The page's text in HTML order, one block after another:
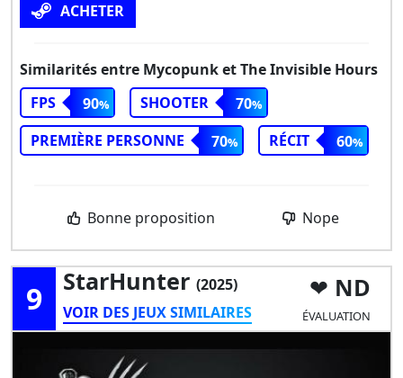
ACHETER
Similarités entre Mycopunk et The Invisible Hours
FPS
90 SHOOTER
70
PREMIÈRE PERSONNE
70 RÉCIT 60
Bonne proposition Nope
9 StarHunter (2025)
VOIR DES JEUX SIMILAIRES
ND
ÉVALUATION